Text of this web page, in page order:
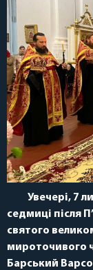
Увечері, 7
седмиці після
святого
мироточивого
Барський